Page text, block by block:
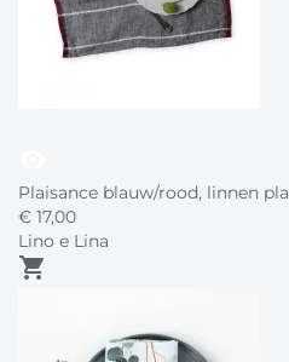
Plaisance blauw/rood, linnen
€ 17,00
Lino e Lina
shopping_cart